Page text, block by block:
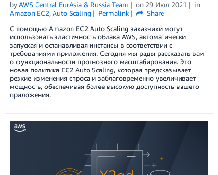
by AWS Central EurAsia & Russia Team on 29 Июл 2021
in
Amazon EC2, Auto Scaling Permalink
Share
С помощью Amazon EC2 Auto Scaling заказчики могут
использовать эластичность облака AWS, автоматически
запуская и останавливая инстансы в соответствии с
требованиями приложения. Сегодня мы рады рассказать вам
о функциональности прогнозного масштабирования. Это
новая политика EC2 Auto Scaling, которая предсказывает
резкие изменения спроса и заблаговременно увеличивает
мощность, обеспечивая более высокую доступность вашего
приложения.